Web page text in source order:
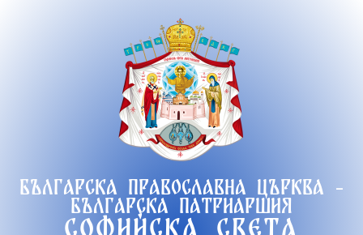
Българска православна църква -
Българска патриаршия
Софийска света